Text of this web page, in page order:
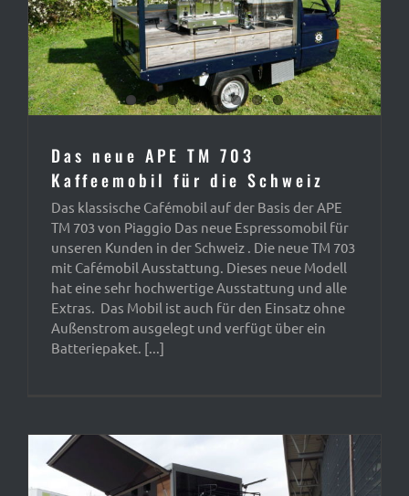
Das neue APE TM 703
Kaffeemobil für die Schweiz
Das klassische Cafémobil auf der Basis der APE
TM 703 von Piaggio Das neue Espressomobil für
unseren Kunden in der Schweiz . Die neue TM 703
mit Cafémobil Ausstattung. Dieses neue Modell
hat eine sehr hochwertige Ausstattung und alle
Extras. Das Mobil ist auch für den Einsatz ohne
Außenstrom ausgelegt und verfügt über ein
Batteriepaket. [...]